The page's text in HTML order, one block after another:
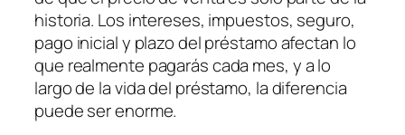
historia. Los intereses, impuestos, seguro,
pago inicial y plazo del préstamo afectan lo
que realmente pagarás cada mes, y a lo
largo de la vida del préstamo, la diferencia
puede ser enorme.